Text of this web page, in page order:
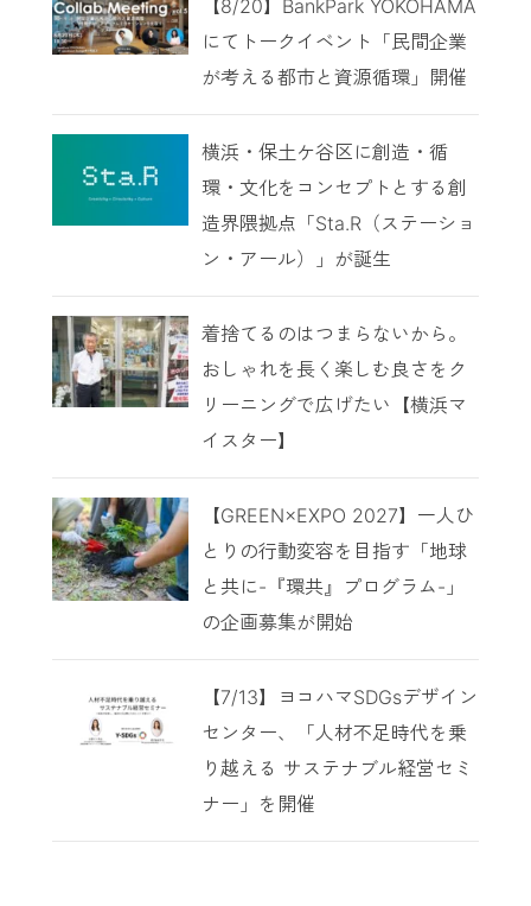
【8/20】BankPark YOKOHAMA
にてトークイベント「民間企業
が考える都市と資源循環」開催
横浜・保土ケ谷区に創造・循
環・文化をコンセプトとする創
造界隈拠点「Sta.R（ステーショ
ン・アール）」が誕生
着捨てるのはつまらないから。
おしゃれを長く楽しむ良さをク
リーニングで広げたい【横浜マ
イスター】
【GREEN×EXPO 2027】一人ひ
とりの行動変容を目指す「地球
と共に-『環共』プログラム-」
の企画募集が開始
【7/13】ヨコハマSDGsデザイン
センター、「人材不足時代を乗
り越える サステナブル経営セミ
ナー」を開催